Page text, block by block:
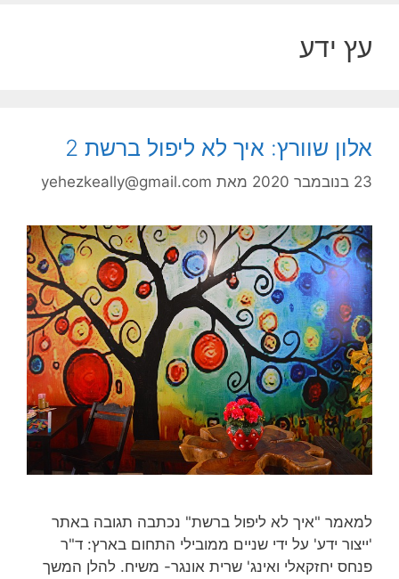
עץ ידע
אלון שוורץ: איך לא ליפול ברשת 2
23 בנובמבר 2020 מאת yehezkeally@gmail.com
למאמר "איך לא ליפול ברשת" נכתבה תגובה באתר
'ייצור ידע' על ידי שניים ממובילי התחום בארץ: ד"ר
פנחס יחזקאלי ואינג' שרית אונגר- משיח. להלן המשך